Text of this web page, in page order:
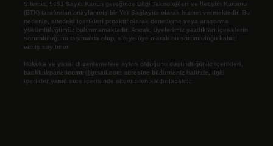
Sitemiz, 5651 Sayılı Kanun gereğince Bilgi Teknolojileri ve İletişim Kurumu
(BTK) tarafından onaylanmış bir Yer Sağlayıcı olarak hizmet vermektedir. Bu
nedenle, sitedeki içerikleri proaktif olarak denetleme veya araştırma
yükümlülüğümüz bulunmamaktadır. Ancak, üyelerimiz yazdıkları içeriklerin
sorumluluğunu taşımakta olup, siteye üye olarak bu sorumluluğu kabul
etmiş sayılırlar.
Hukuka ve yasal düzenlemelere aykırı olduğunu düşündüğünüz içerikleri,
backlinkpanelicomtr@gmail.com adresine bildirmeniz halinde, ilgili
içerikler yasal süre içerisinde sitemizden kaldırılacaktır.